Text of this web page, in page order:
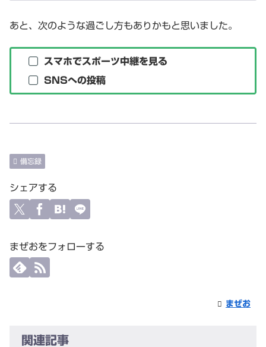
あと、次のような過ごし方もありかもと思いました。
スマホでスポーツ中継を見る
SNSへの投稿
備忘録
シェアする
まぜおをフォローする
まぜお
関連記事